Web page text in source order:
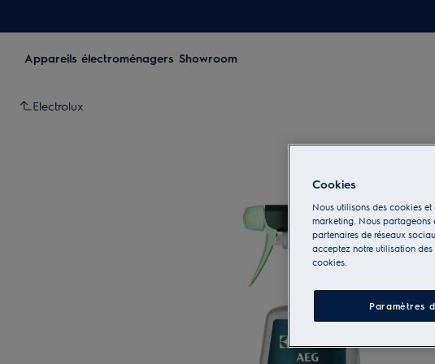
Appareils électroménagers Showroom
Electrolux
Cookies
Nous utilisons des cookies et
marketing. Nous partageons
partenaires de réseaux
acceptez notre utilisation
cookies.
Paramètres